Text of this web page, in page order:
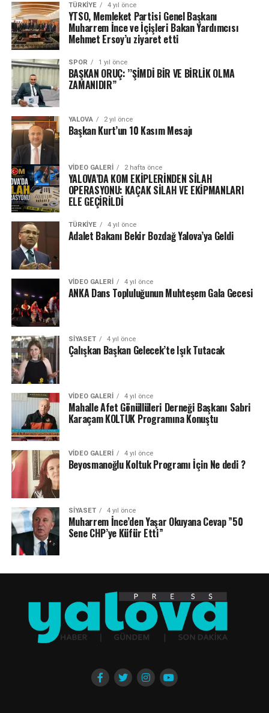
TÜRKIYE 4 yıl önce
YTSO, Memleket Partisi Genel Başkanı
Muharrem İnce ve İçişleri Bakan Yardımcısı
Mehmet Ersoy’u ziyaret etti
SPOR 1 yıl önce
BAŞKAN ORUÇ: ’’ŞİMDİ BİR VE BİRLİK OLMA
ZAMANIDIR’’
YALOVA 2 yıl önce
Başkan Kurt’un 10 Kasım Mesajı
VIDEO GALERI 2 hafta önce
YALOVA’DA KOM EKİPLERİNDEN SİLAH
OPERASYONU: KAÇAK SİLAH VE EKİPMANLARI
ELE GEÇİRİLDİ
TÜRKIYE 4 yıl önce
Adalet Bakanı Bekir Bozdağ Yalova’ya Geldi
VIDEO GALERI 4 yıl önce
ANKA Dans Topluluğunun Muhteşem Gala Gecesi
SIYASET 4 yıl önce
Çalışkan Başkan Gelecek’te Işık Tutacak
VIDEO GALERI 4 yıl önce
Mahalle Afet Gönüllüleri Derneği Başkanı Sabri
Karaçam KOLTUK Programına Konuştu
VIDEO GALERI 4 yıl önce
Beyosmanoğlu Koltuk Programı İçin Ne dedi ?
SIYASET 4 yıl önce
Muharrem İnce’den Yaşar Okuyana Cevap ”50
Sene CHP’ye Küfür Etti”